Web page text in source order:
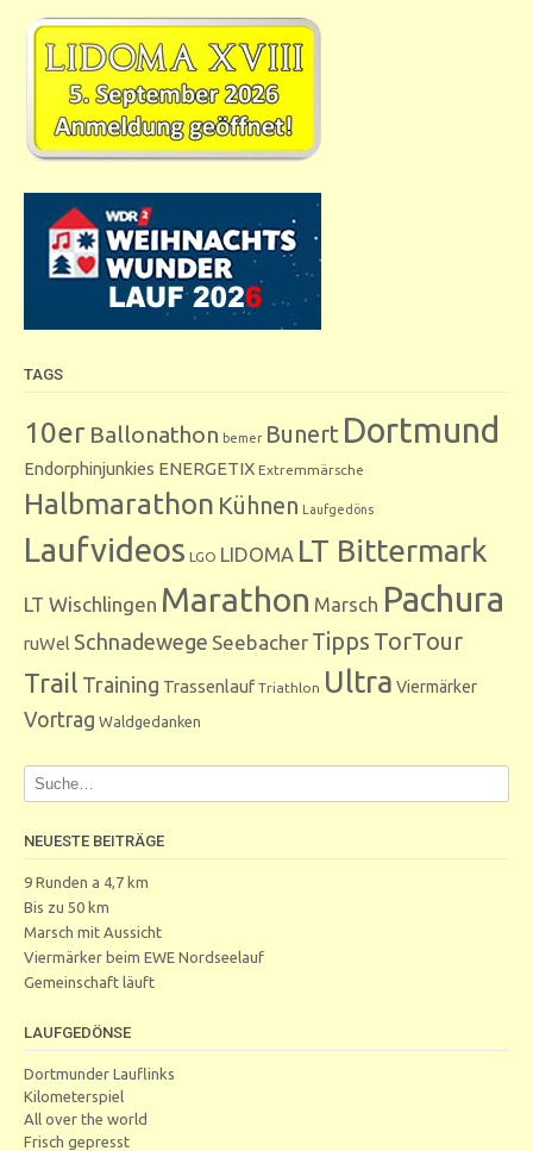
TAGS
10er Ballonathon bemer Bunert Dortmund
Endorphinjunkies ENERGETIX Extremmärsche
Halbmarathon Kühnen Laufgedöns
Laufvideos LGO LIDOMA LT Bittermark
LT Wischlingen Marathon Marsch Pachura
ruWel Schnadewege Seebacher Tipps TorTour
Trail Training Trassenlauf Triathlon Ultra Viermärker
Vortrag Waldgedanken
NEUESTE BEITRÄGE
9 Runden a 4,7 km
Bis zu 50 km
Marsch mit Aussicht
Viermärker beim EWE Nordseelauf
Gemeinschaft läuft
LAUFGEDÖNSE
Dortmunder Lauflinks
Kilometerspiel
All over the world
Frisch gepresst